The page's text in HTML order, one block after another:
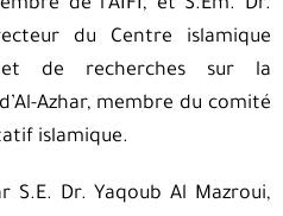
de l’AIFI, et S.Em. Dr.
du Centre islamique
et de recherches sur la
Azhar, membre du comité
islamique.
S.E. Dr. Yaqoub Al Mazroui,